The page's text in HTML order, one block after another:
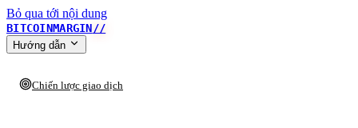
Bỏ qua tới nội dung
BITCOINMARGIN//
Hướng dẫn
Chiến lược giao dịch